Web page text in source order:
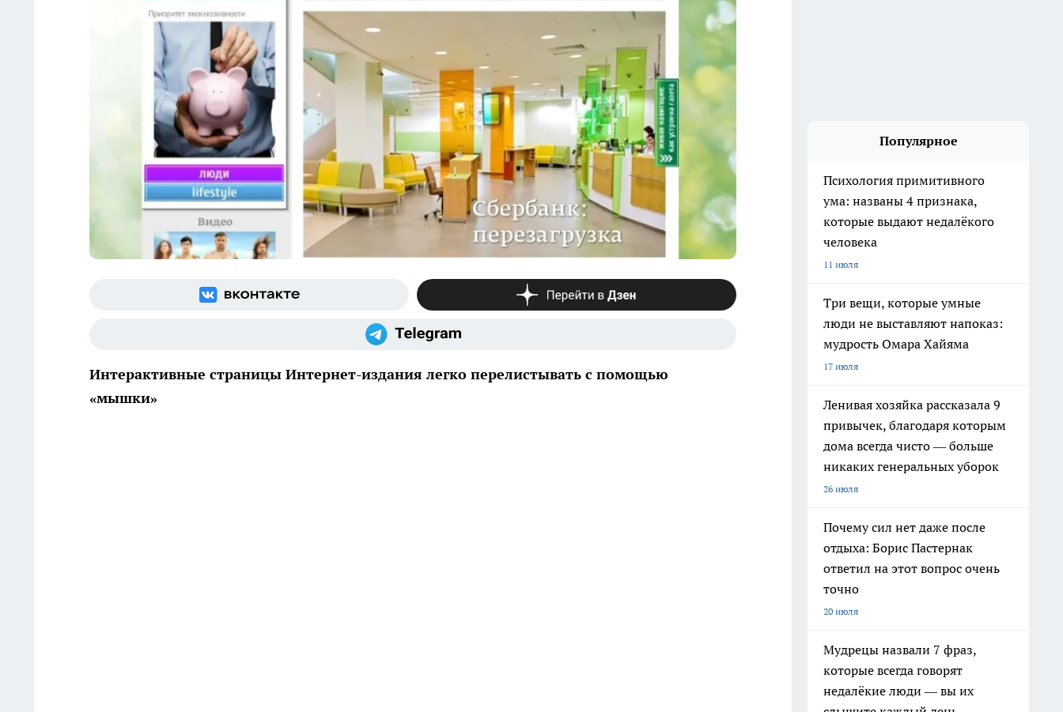
Интерактивные страницы Интернет-издания легко перелистывать с помощью
«мышки»
Популярное
Психология примитивного
ума: названы 4 признака,
которые выдают недалёкого
человека
11 июля
Три вещи, которые умные
люди не выставляют напоказ:
мудрость Омара Хайяма
17 июля
Ленивая хозяйка рассказала 9
привычек, благодаря которым
дома всегда чисто — больше
никаких генеральных уборок
26 июля
Почему сил нет даже после
отдыха: Борис Пастернак
ответил на этот вопрос очень
точно
20 июля
Мудрецы назвали 7 фраз,
которые всегда говорят
недалёкие люди — вы их